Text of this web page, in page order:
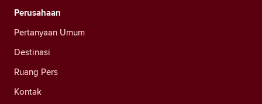
Perusahaan
Pertanyaan Umum
Destinasi
Ruang Pers
Kontak